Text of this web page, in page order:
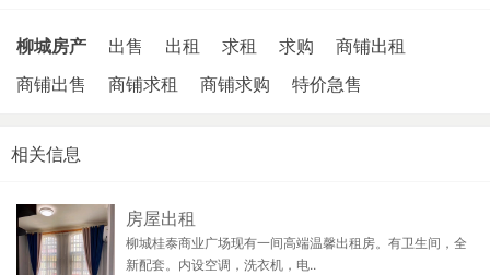
柳城房产 出售 出租 求租 求购
商铺出租
商铺出售
商铺求租 商铺求购 特价急售
相关信息
房屋出租
柳城桂泰商业广场现有一间高端温馨出租房。有卫生间，全
新配套。内设空调，洗衣机，电..